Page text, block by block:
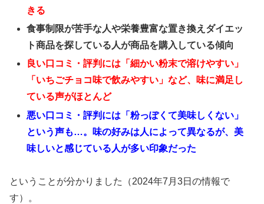
きる
食事制限が苦手な人や栄養豊富な置き換えダイエッ
ト商品を探している人が商品を購入している傾向
良い口コミ・評判には「細かい粉末で溶けやすい」
「いちごチョコ味で飲みやすい」など、味に満足し
ている声がほとんど
悪い口コミ・評判には「粉っぽくて美味しくない」
という声も…。味の好みは人によって異なるが、美
味しいと感じている人が多い印象だった
ということが分かりました（2024年7月3日の情報で
す）。